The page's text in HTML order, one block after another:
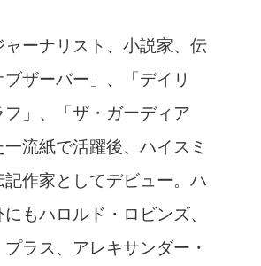
ャーナリスト、小説家、伝
ザーバー」、「デイリ
」、「ザ・ガーディア
流紙で活躍後、ハイスミ
作家としてデビュー。ハ
もハロルド・ロビンズ、
ラス、アレキサンダー・